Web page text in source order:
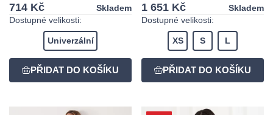
714 Kč
Skladem
Dostupné velikosti:
Univerzální
1 651 Kč
Skladem
Dostupné velikosti:
XS S L